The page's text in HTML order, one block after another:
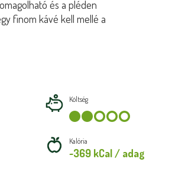
és a pléden
finom kávé kell mellé a
Költség
Kalória
~369 kCal / adag